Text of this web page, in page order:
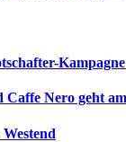
Nero geht